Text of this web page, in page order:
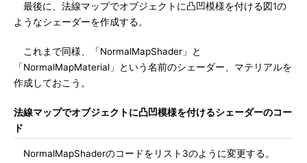
最後に、法線マップでオブジェクトに凸凹模様を付ける図1の
ようなシェーダーを作成する。
これまで同様、「NormalMapShader」と
「NormalMapMaterial」という名前のシェーダー、マテリアルを
作成しておこう。
法線マップでオブジェクトに凸凹模様を付けるシェーダーのコー
ド
NormalMapShaderのコードをリスト3のように変更する。